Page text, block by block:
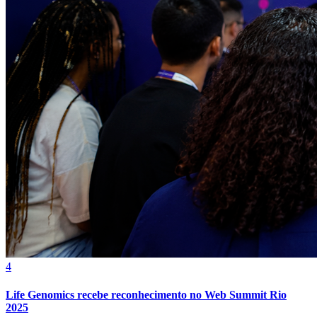
Fortaleza
4
Life Genomics recebe reconhecimento no Web Summit Rio
2025